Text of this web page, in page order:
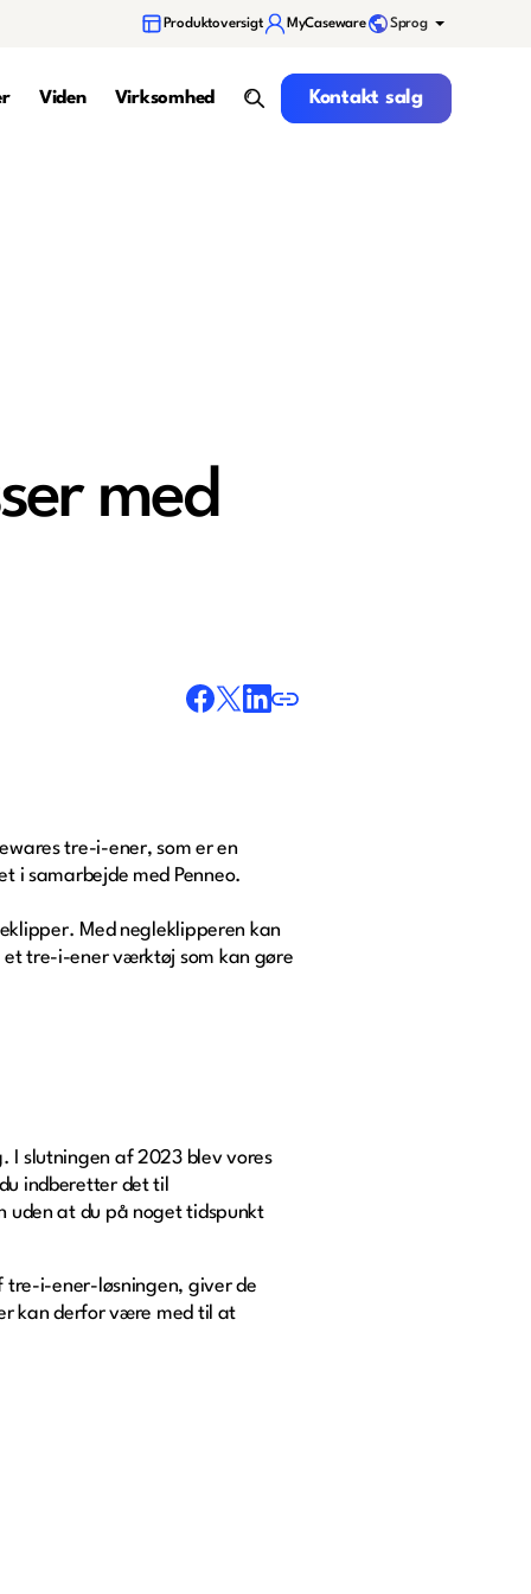
Produktoversigt MyCaseware Sprog
Viden Virksomhed
search
Kontakt salg
Kontakt salg
med
tre-i-ener, som er en
i samarbejde med Penneo.
Med negleklipperen kan
tre-i-ener værktøj som kan gøre
I slutningen af 2023 blev vores
indberetter det til
uden at du på noget tidspunkt
tre-i-ener-løsningen, giver de
kan derfor være med til at